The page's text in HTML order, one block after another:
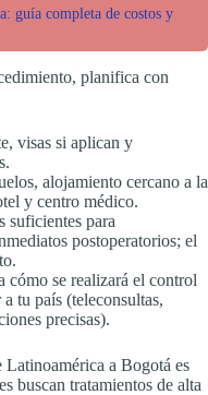
guía completa de costos y
planifica con
visas si aplican y
alojamiento cercano a la
y centro médico.
suficientes para
postoperatorios; el
cómo se realizará el control
tu país (teleconsultas,
precisas).
Latinoamérica a Bogotá es
buscan tratamientos de alta